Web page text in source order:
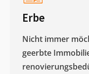
Erbe
Nicht immer
geerbte